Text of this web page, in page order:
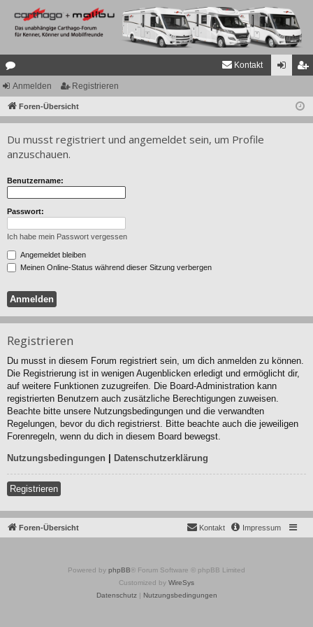
or
en
Kontakt
ist
Anmelden Registrieren
Foren-Übersicht
Du musst registriert und angemeldet sein, um Profile
anzuschauen.
Benutzername:
Passwort:
Ich habe mein Passwort vergessen
Angemeldet bleiben
Meinen Online-Status während dieser Sitzung verbergen
Registrieren
Du musst in diesem Forum registriert sein, um dich anmelden zu können.
Die Registrierung ist in wenigen Augenblicken erledigt und ermöglicht dir,
auf weitere Funktionen zuzugreifen. Die Board-Administration kann
registrierten Benutzern auch zusätzliche Berechtigungen zuweisen.
Beachte bitte unsere Nutzungsbedingungen und die verwandten
Regelungen, bevor du dich registrierst. Bitte beachte auch die jeweiligen
Forenregeln, wenn du dich in diesem Board bewegst.
Nutzungsbedingungen | Datenschutzerklärung
Registrieren
Foren-Übersicht Impressum
Kontakt
Powered by phpBB ® Forum Software © phpBB Limited
Customized by WireSys
Datenschutz| Nutzungsbedingungen